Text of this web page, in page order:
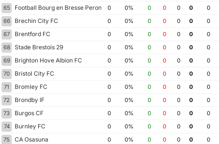
65
Football Bourg en Bresse Peronnas 01
0 0% 0 0 0 0
0
66
Brechin City FC 0 0% 0 0 0 0
0
67
Brentford FC 0 0% 0 0 0 0
0
68
Stade Brestois 29 0 0% 0 0 0 0
0
69
Brighton Hove Albion FC 0 0% 0 0 0 0
0
70
Bristol City FC 0 0% 0 0 0 0
0
71
Bromley FC 0 0% 0 0 0 0
0
72
Brondby IF 0 0% 0 0 0 0
0
73
Burgos CF 0 0% 0 0 0 0
0
74
Burnley FC 0 0% 0 0 0 0
0
75
CA Osasuna 0 0% 0 0 0 0
0